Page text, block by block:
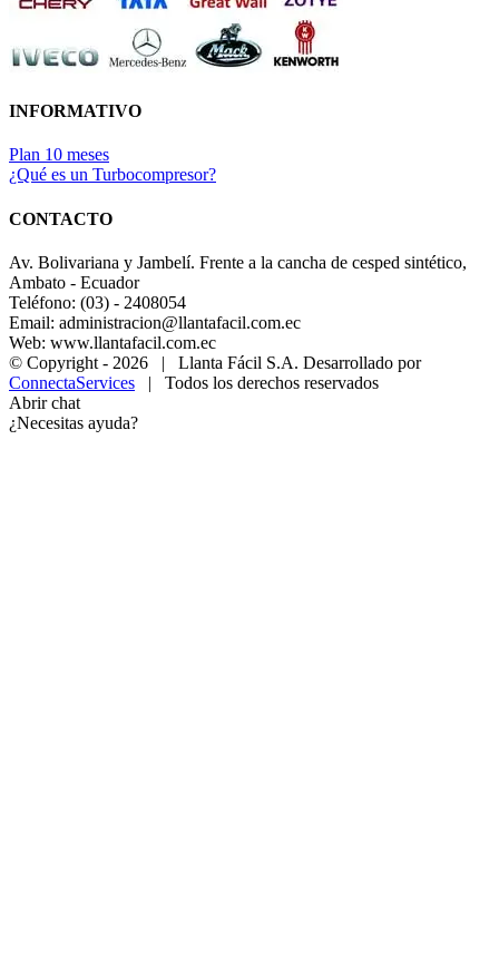
INFORMATIVO
Plan 10 meses
¿Qué es un Turbocompresor?
CONTACTO
Av. Bolivariana y Jambelí. Frente a la cancha de cesped sintético,
Ambato - Ecuador
Teléfono: (03) - 2408054
Email: administracion@llantafacil.com.ec
Web: www.llantafacil.com.ec
© Copyright - 2026 | Llanta Fácil S.A. Desarrollado por
ConnectaServices | Todos los derechos reservados
Abrir chat
¿Necesitas ayuda?